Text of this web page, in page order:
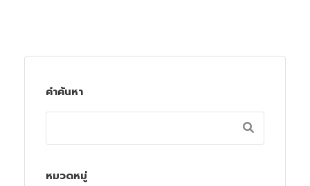
คำค้นหา
หมวดหมู่